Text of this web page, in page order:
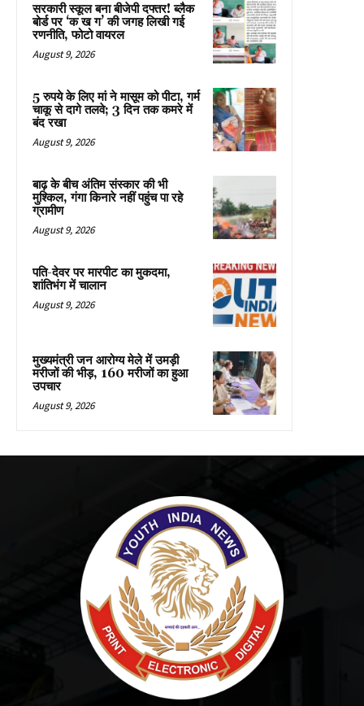
सरकारी स्कूल बना बीजेपी दफ्तर! ब्लैक
बोर्ड पर ‘क ख ग’ की जगह लिखी गई
रणनीति, फोटो वायरल
August 9, 2026
5 रुपये के लिए मां ने मासूम को पीटा, गर्म
चाकू से दागे तलवे; 3 दिन तक कमरे में
बंद रखा
August 9, 2026
बाढ़ के बीच अंतिम संस्कार की भी
मुश्किल, गंगा किनारे नहीं पहुंच पा रहे
ग्रामीण
August 9, 2026
पति-देवर पर मारपीट का मुकदमा,
शांतिभंग में चालान
August 9, 2026
मुख्यमंत्री जन आरोग्य मेले में उमड़ी
मरीजों की भीड़, 160 मरीजों का हुआ
उपचार
August 9, 2026